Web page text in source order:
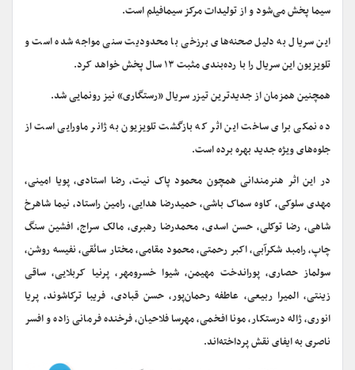
سیما پخش می‌شود و از تولیدات مرکز سیمافیلم است.
این سریال به دلیل صحنه‌های برزخی با محدودیت سنی مواجه شده است و
تلویزیون این سریال را با رده‌بندی مثبت ۱۳ سال پخش خواهد کرد.
همچنین همزمان از جدیدترین تیزر سریال «رستگاری» نیز رونمایی شد.
ده نمکی برای ساخت این اثر که بازگشت تلویزیون به ژانر ماورایی است از
جلوه‌های ویژه جدید بهره برده است.
در این اثر هنرمندانی همچون محمود پاک نیت، رضا استادی، پویا امینی،
مهدی سلوکی، کاوه سماک باشی، حمیدرضا هدایی، رامین راستاد، نیما شاهرخ
شاهی، رضا توکلی، حسن اسدی، محمدرضا رهبری، مالک سراج، افشین سنگ
چاپ، رامبد شکرآبی، اکبر رحمتی، محمود مقامی، مختار سائقی، نفیسه روشن،
سولماز حصاری، پوراندخت مهیمن، شیوا خسرومهر، پرنیا کربلایی، ساقی
زینتی، المیرا ربیعی، عاطفه رحمان‌پور، حسن قبادی، فریبا ترکاشوند، پریا
انوری، ژاله درستکار، مونا افخمی، مهرسا فلاحیان، فرخنده فرمانی زاده و افسر
ناصری به ایفای نقش پرداخته‌اند.